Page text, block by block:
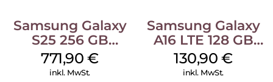
Samsung Galaxy
S25 256 GB
Icyblue
771,90€
inkl. MwSt.
Samsung Galaxy
A16 LTE 128 GB
Black
130,90€
inkl. MwSt.